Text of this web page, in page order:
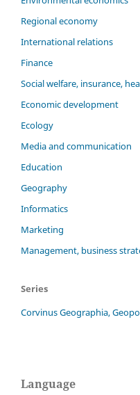
Regional economy
International relations
Finance
Social welfare, insurance,
Economic development
Ecology
Media and communication
Education
Geography
Informatics
Marketing
Management, business
Series
Corvinus Geographia,
Language